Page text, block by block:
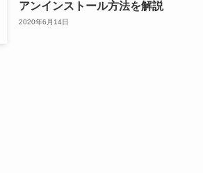
アンインストール方法を解説
2020年6月14日